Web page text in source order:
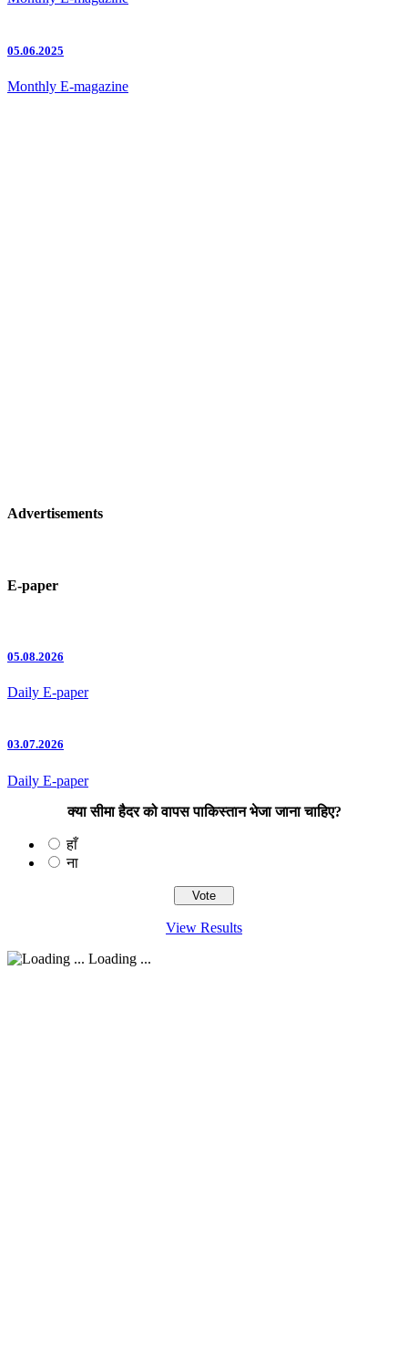
05.06.2025
Monthly E-magazine
Advertisements
E-paper
05.08.2026
Daily E-paper
03.07.2026
Daily E-paper
क्या सीमा हैदर को वापस पाकिस्तान भेजा जाना चाहिए?
हाँ
ना
View Results
Loading ...